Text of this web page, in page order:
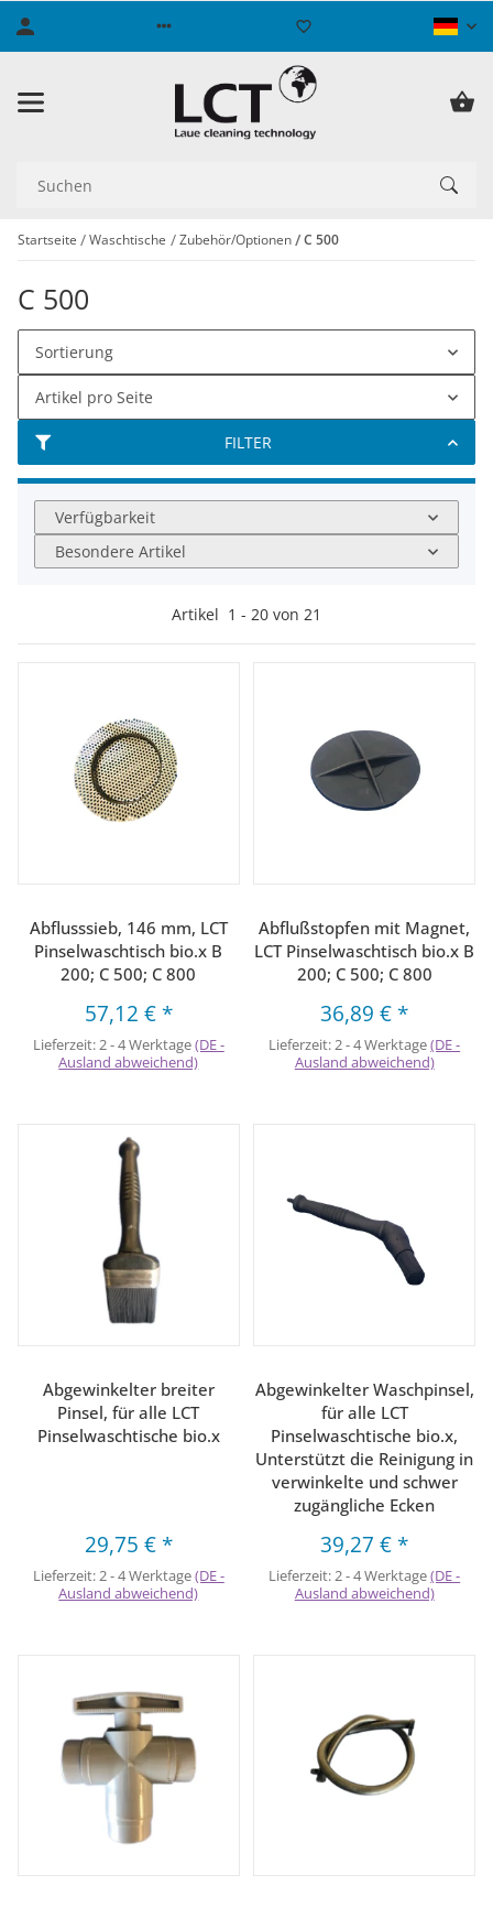
Startseite Waschtische Zubehör/Optionen C 500
C 500
FILTER
Sortierung
Artikel pro Seite
Verfügbarkeit
Besondere Artikel
Artikel 1 - 20 von 21
Abflusssieb, 146 mm, LCT
Pinselwaschtisch bio.x B
200; C 500; C 800
57,12 € *
Lieferzeit:2 - 4 Werktage(DE -
Ausland abweichend)
Abflußstopfen mit Magnet,
LCT Pinselwaschtisch bio.x B
200; C 500; C 800
36,89 € *
Lieferzeit:2 - 4 Werktage(DE -
Ausland abweichend)
Abgewinkelter breiter
Pinsel, für alle LCT
Pinselwaschtische bio.x
29,75 € *
Lieferzeit:2 - 4 Werktage(DE -
Ausland abweichend)
Abgewinkelter Waschpinsel,
für alle LCT
Pinselwaschtische bio.x,
Unterstützt die Reinigung in
verwinkelte und schwer
zugängliche Ecken
39,27 € *
Lieferzeit:2 - 4 Werktage(DE -
Ausland abweichend)